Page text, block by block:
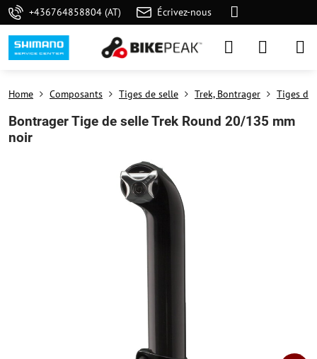
+436764858804 (AT) Écrivez-nous
Home Composants Tiges de selle Trek, Bontrager Tiges de
Bontrager Tige de selle Trek Round 20/135 mm
noir